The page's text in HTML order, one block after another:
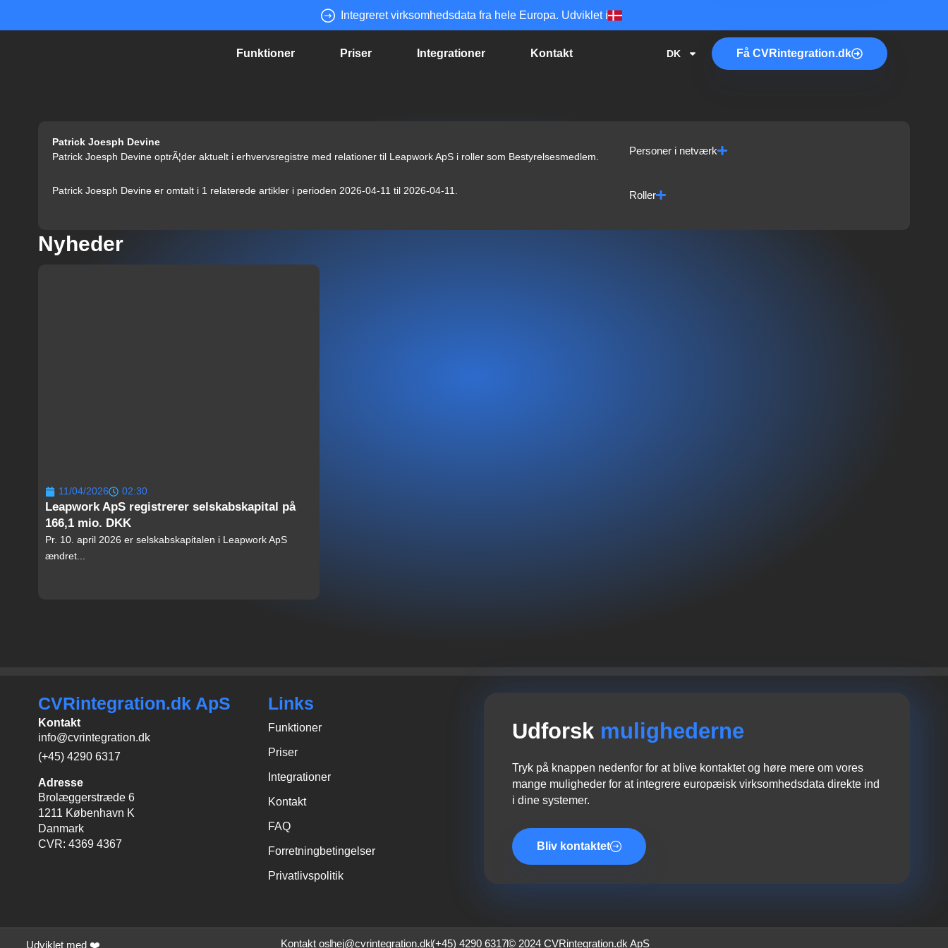
Integreret virksomhedsdata fra hele Europa. Udviklet i
Funktioner Priser Integrationer Kontakt DK FåCVRintegration.dk
Patrick Joesph Devine
Patrick Joesph Devine optrÃ¦der aktuelt i erhvervsregistre med relationer til Leapwork ApS i roller som Bestyrelsesmedlem.
Patrick Joesph Devine er omtalt i 1 relaterede artikler i perioden 2026-04-11 til 2026-04-11.
Personer i netværk
Roller
Nyheder
11/04/2026 02:30
Leapwork ApS registrerer selskabskapital på
166,1 mio. DKK
Pr. 10. april 2026 er selskabskapitalen i Leapwork ApS
ændret...
CVRintegration.dk ApS
Kontakt
info@cvrintegration.dk
(+45) 4290 6317
Adresse
Brolæggerstræde 6
1211 København K
Danmark
CVR: 4369 4367
Links
Funktioner
Priser
Integrationer
Kontakt
FAQ
Forretningbetingelser
Privatlivspolitik
Udforsk mulighederne
Tryk på knappen nedenfor for at blive kontaktet og høre mere om vores
mange muligheder for at integrere europæisk virksomhedsdata direkte ind
i dine systemer.
Bliv kontaktet
Udviklet med ❤️ Kontakt oshej@cvrintegration.dk(+45) 4290 6317© 2024 CVRintegration.dk ApS